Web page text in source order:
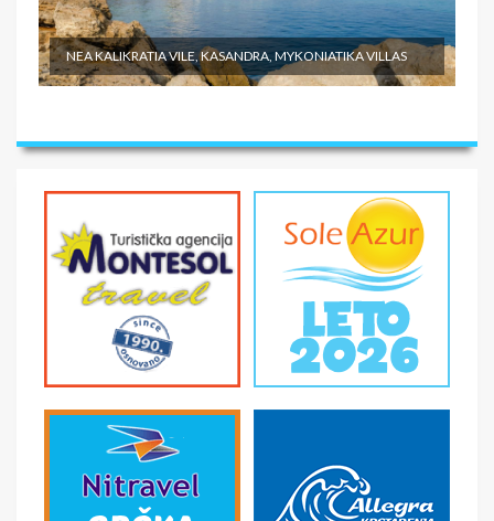
NEA KALIKRATIA VILE, KASANDRA, MYKONIATIKA VILLAS